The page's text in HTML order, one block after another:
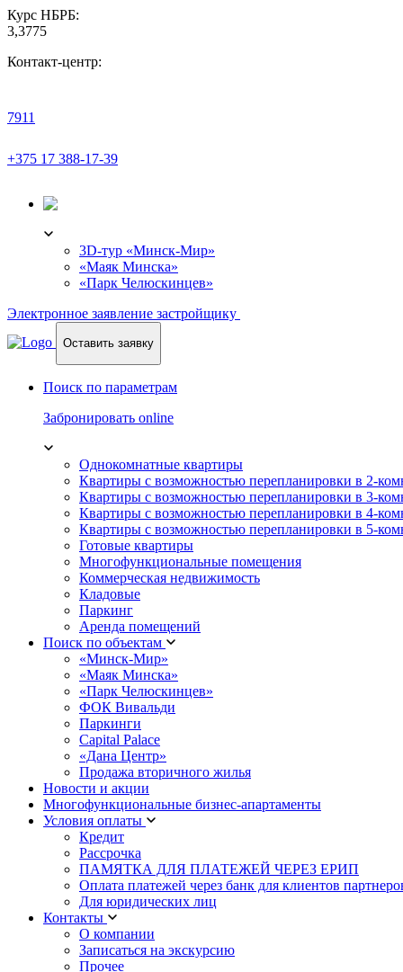
Курс НБРБ:
3,3775
Контакт-центр:
7911
+375 17 388-17-39
3D-тур «Минск-Мир»
«Маяк Минска»
«Парк Челюскинцев»
Электронное заявление застройщику
Оставить заявку
Поиск по параметрам
Забронировать online
Однокомнатные квартиры
Квартиры с возможностью перепланировки в 2-
Квартиры с возможностью перепланировки в 3-
Квартиры с возможностью перепланировки в 4-
Квартиры с возможностью перепланировки в 5-
Готовые квартиры
Многофункциональные помещения
Коммерческая недвижимость
Кладовые
Паркинг
Аренда помещений
Поиск по объектам
«Минск-Мир»
«Маяк Минска»
«Парк Челюскинцев»
ФОК Вивальди
Паркинги
Capital Palace
«Дана Центр»
Продажа вторичного жилья
Новости и акции
Многофункциональные бизнес-апартаменты
Условия оплаты
Кредит
Рассрочка
ПАМЯТКА ДЛЯ ПЛАТЕЖЕЙ ЧЕРЕЗ ЕРИП
Оплата платежей через банк для клиентов
Для юридических лиц
Контакты
О компании
Записаться на экскурсию
Прочее